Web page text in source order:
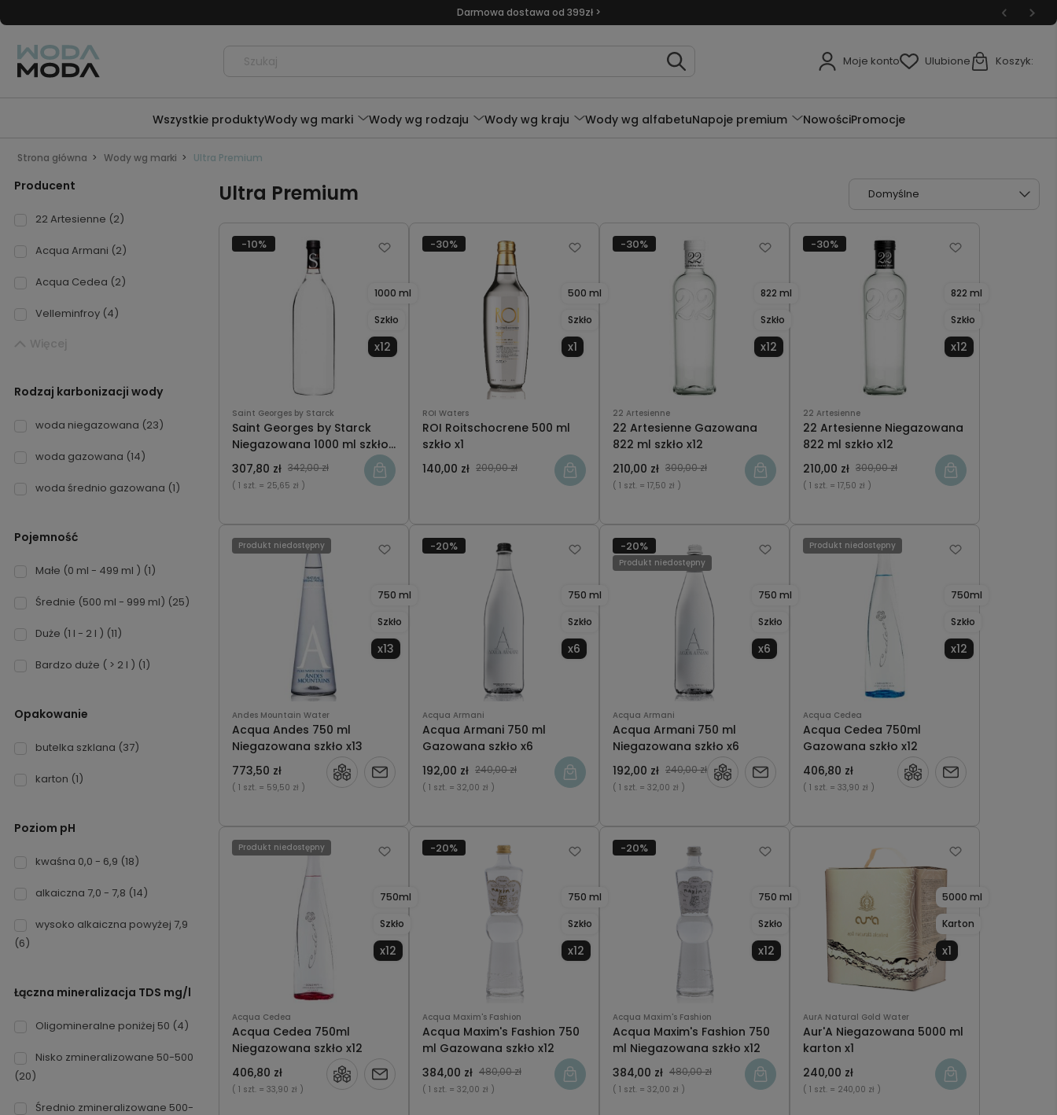
Darmowa dostawa od 399zł >
Moje konto Ulubione Koszyk:
Wszystkie produktyWody wg marki Wody wg rodzaju Wody wg kraju Wody wg alfabetuNapoje premium NowościPromocje
Strona główna Wody wg marki Ultra Premium
Producent
22 Artesienne (2)
Acqua Armani (2)
Acqua Cedea (2)
Velleminfroy (4)
Więcej
Rodzaj karbonizacji wody
woda niegazowana (23)
woda gazowana (14)
woda średnio gazowana (1)
Pojemność
Małe (0 ml - 499 ml ) (1)
Średnie (500 ml - 999 ml) (25)
Duże (1 l - 2 l ) (11)
Bardzo duże ( > 2 l ) (1)
Opakowanie
butelka szklana (37)
karton (1)
Poziom pH
kwaśna 0,0 - 6,9 (18)
alkaiczna 7,0 - 7,8 (14)
wysoko alkaiczna powyżej 7,9
(6)
Łączna mineralizacja TDS mg/l
Oligomineralne poniżej 50 (4)
Nisko zmineralizowane 50-500
(20)
Średnio zmineralizowane 500-
Ultra Premium
Saint Georges by Starck
Saint Georges by Starck
Niegazowana 1000 ml szkło
x12
1000 ml
Szkło
x12
307,80 zł 342,00 zł
( 1 szt. = 25,65 zł )
-10%
ROI Waters
ROI Roitschocrene 500 ml
szkło x1
500 ml
Szkło
x1
140,00 zł 200,00 zł
-30%
22 Artesienne
22 Artesienne Gazowana
822 ml szkło x12
822 ml
Szkło
x12
210,00 zł 300,00 zł
( 1 szt. = 17,50 zł )
-30%
22 Artesienne
22 Artesienne Niegazowana
822 ml szkło x12
822 ml
Szkło
x12
210,00 zł 300,00 zł
( 1 szt. = 17,50 zł )
-30%
Andes Mountain Water
Acqua Andes 750 ml
Niegazowana szkło x13
750 ml
Szkło
x13
773,50 zł
( 1 szt. = 59,50 zł )
Produkt niedostępny
Powiadom
Acqua Armani
Acqua Armani 750 ml
Gazowana szkło x6
750 ml
Szkło
x6
192,00 zł 240,00 zł
( 1 szt. = 32,00 zł )
-20%
Acqua Armani
Acqua Armani 750 ml
Niegazowana szkło x6
750 ml
Szkło
x6
192,00 zł 240,00 zł
( 1 szt. = 32,00 zł )
-20%
Produkt niedostępny
Powiadom
Acqua Cedea
Acqua Cedea 750ml
Gazowana szkło x12
750ml
Szkło
x12
406,80 zł
( 1 szt. = 33,90 zł )
Produkt niedostępny
Powiadom
Acqua Cedea
Acqua Cedea 750ml
Niegazowana szkło x12
750ml
Szkło
x12
406,80 zł
( 1 szt. = 33,90 zł )
Produkt niedostępny
Powiadom
Acqua Maxim's Fashion
Acqua Maxim's Fashion 750
ml Gazowana szkło x12
750 ml
Szkło
x12
384,00 zł 480,00 zł
( 1 szt. = 32,00 zł )
-20%
Acqua Maxim's Fashion
Acqua Maxim's Fashion 750
ml Niegazowana szkło x12
750 ml
Szkło
x12
384,00 zł 480,00 zł
( 1 szt. = 32,00 zł )
-20%
AurA Natural Gold Water
Aur'A Niegazowana 5000 ml
karton x1
5000 ml
Karton
x1
240,00 zł
( 1 szt. = 240,00 zł )